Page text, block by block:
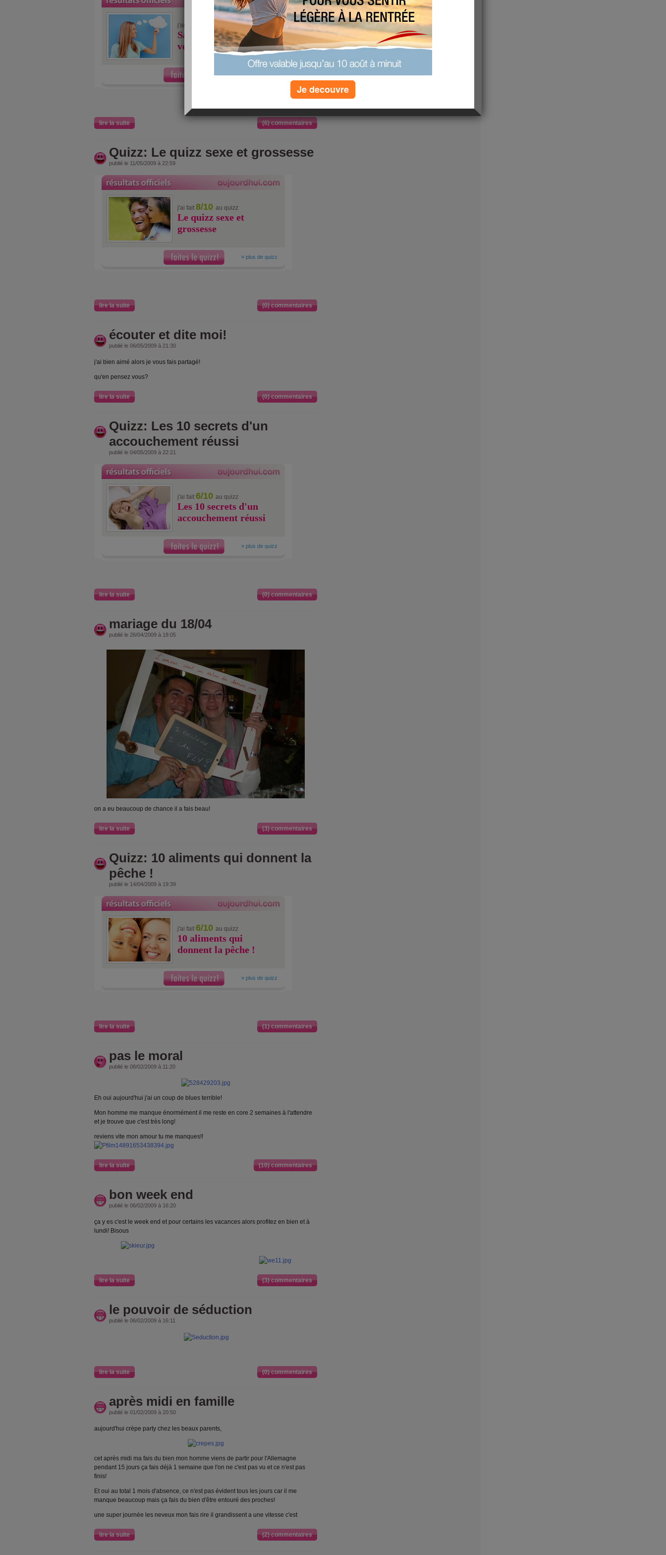
j'ai fait au quizz
Savez-vous interpréter
vos rêves ?
»plus de quizz
lire la suite (6) commentaires
Quizz: Le quizz sexe et grossesse
publié le 11/05/2009 à 22:59
j'ai fait 8/10 au quizz
Le quizz sexe et
grossesse
» plus de quizz
lire la suite (0) commentaires
écouter et dite moi!
publié le 06/05/2009 à 21:30
j'ai bien aimé alors je vous fais partagé!
qu'en pensez vous?
lire la suite (0) commentaires
Quizz: Les 10 secrets d'un
accouchement réussi
publié le 04/05/2009 à 22:21
j'ai fait 6/10 au quizz
Les 10 secrets d'un
accouchement réussi
» plus de quizz
lire la suite (0) commentaires
mariage du 18/04
publié le 26/04/2009 à 18:05
on a eu beaucoup de chance il a fais beau!
lire la suite (3) commentaires
Quizz: 10 aliments qui donnent la
pêche !
publié le 14/04/2009 à 19:39
j'ai fait 6/10 au quizz
10 aliments qui
donnent la pêche !
» plus de quizz
lire la suite (1) commentaires
pas le moral
publié le 08/02/2009 à 11:20
Eh oui aujourd'hui j'ai un coup de blues terrible!
Mon homme me manque énormément il me reste en core 2 semaines à l'attendre
et je trouve que c'est très long!
reviens vite mon amour tu me manques!!
lire la suite (10) commentaires
bon week end
publié le 06/02/2009 à 16:20
ça y es c'est le week end et pour certains les vacances alors profitez en bien et à
lundi! Bisous
lire la suite (3) commentaires
le pouvoir de séduction
publié le 06/02/2009 à 16:11
lire la suite (0) commentaires
après midi en famille
publié le 01/02/2009 à 20:50
aujourd'hui crèpe party chez les beaux parents,
cet après midi ma fais du bien mon homme viens de partir pour l'Allemagne
pendant 15 jours ça fais déjà 1 semaine que l'on ne c'est pas vu et ce n'est pas
finis!
Et oui au total 1 mois d'absence, ce n'est pas évident tous les jours car il me
manque beaucoup mais ça fais du bien d'être entouré des proches!
une super journée les neveux mon fais rire il grandissent a une vitesse c'est
lire la suite (2) commentaires
Je decouvre